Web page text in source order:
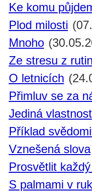
Ke komu
Plod milosti
Mnoho
Ze stresu z
O letnicích
Přimluv se za
Jediná vlastnost
Příklad
Vznešená slova
Prosvětlit
S palmami v